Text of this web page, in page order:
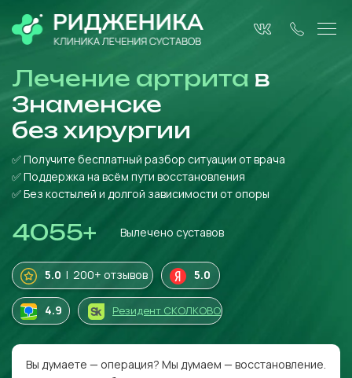
Лечение артрита в
Знаменске
безхирургии
✅ Получите бесплатный разбор ситуации от врача
✅ Поддержка на всём пути восстановления
✅ Без костылей и долгой зависимости от опоры
4055+ Вылечено суставов
5.0 | 200+ отзывов 5.0
4.9 Резидент СКОЛКОВО
Вы думаете — операция? Мы думаем — восстановление.